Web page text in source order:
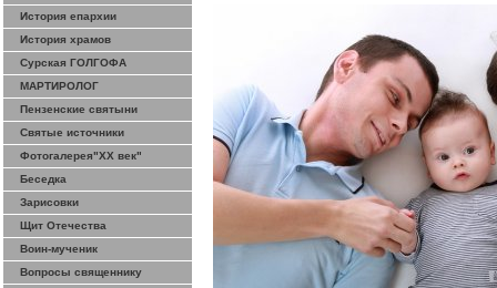
История епархии
История храмов
Сурская ГОЛГОФА
МАРТИРОЛОГ
Пензенские святыни
Святые источники
Фотогалерея"ХХ век"
Беседка
Зарисовки
Щит Отечества
Воин-мученик
Вопросы священнику